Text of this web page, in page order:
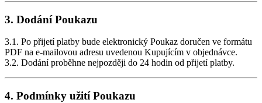
3. Dodání Poukazu
3.1. Po přijetí platby bude elektronický Poukaz doručen ve formátu
PDF na e-mailovou adresu uvedenou Kupujícím v objednávce.
3.2. Dodání proběhne nejpozději do 24 hodin od přijetí platby.
4. Podmínky užití Poukazu